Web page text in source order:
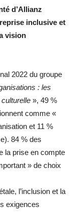
d’Allianz
inclusive et
vision
2022 du groupe
: les
», 49 %
comme «
et 11 %
84 % des
la prise en compte
» de choix
l’inclusion et la
exigences